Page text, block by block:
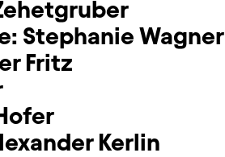
Stephanie Wagner
Fritz
Kerlin